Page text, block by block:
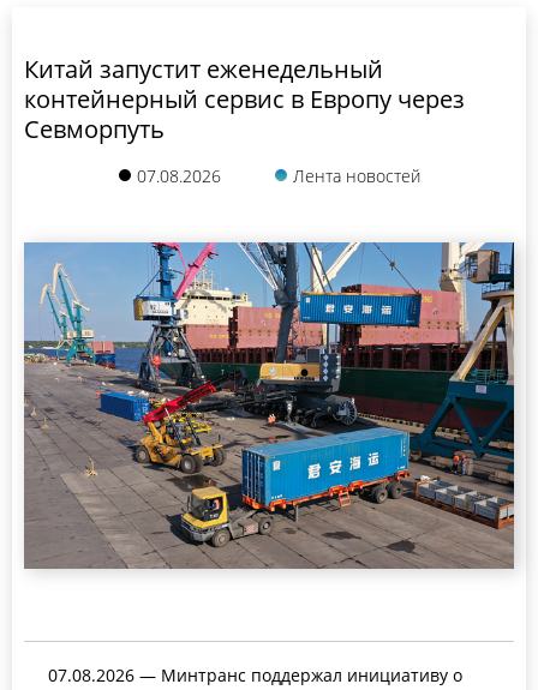
Китай запустит еженедельный
контейнерный сервис в Европу через
Севморпуть
07.08.2026 Лента новостей
07.08.2026 — Минтранс поддержал инициативу о